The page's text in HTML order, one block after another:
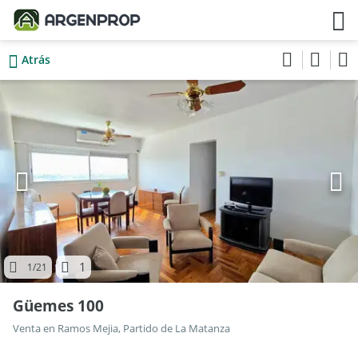
Atrás
1/21 1
Güemes 100
Venta en Ramos Mejia, Partido de La Matanza